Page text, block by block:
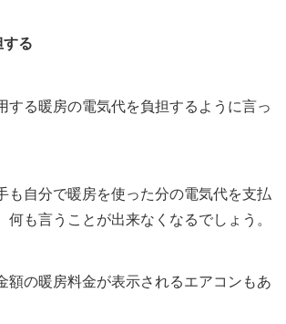
する
する暖房の電気代を負担するように言っ
も自分で暖房を使った分の電気代を支払
何も言うことが出来なくなるでしょう。
額の暖房料金が表示されるエアコンもあ